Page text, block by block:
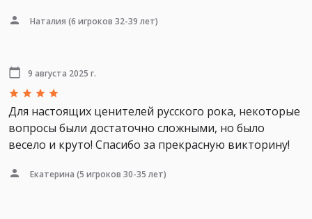
Наталия (6 игроков 32-39 лет)
9 августа 2025 г.
Для настоящих ценителей русского рока, некоторые
вопросы были достаточно сложными, но было
весело и круто! Спасибо за прекрасную викторину!
Екатерина (5 игроков 30-35 лет)